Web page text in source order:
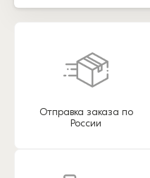
Отправка заказа по
России